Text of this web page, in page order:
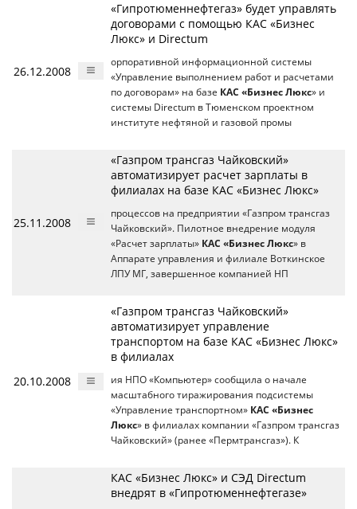
26.12.2008
«Гипротюменнефтегаз» будет управлять
договорами с помощью КАС «Бизнес
Люкс» и Directum
орпоративной информационной системы
«Управление выполнением работ и расчетами
по договорам» на базе КАС «Бизнес Люкс» и
системы Directum в Тюменском проектном
институте нефтяной и газовой промы
25.11.2008
«Газпром трансгаз Чайковский»
автоматизирует расчет зарплаты в
филиалах на базе КАС «Бизнес Люкс»
процессов на предприятии «Газпром трансгаз
Чайковский». Пилотное внедрение модуля
«Расчет зарплаты» КАС «Бизнес Люкс» в
Аппарате управления и филиале Воткинское
ЛПУ МГ, завершенное компанией НП
20.10.2008
«Газпром трансгаз Чайковский»
автоматизирует управление
транспортом на базе КАС «Бизнес Люкс»
в филиалах
ия НПО «Компьютер» сообщила о начале
масштабного тиражирования подсистемы
«Управление транспортном» КАС «Бизнес
Люкс» в филиалах компании «Газпром трансгаз
Чайковский» (ранее «Пермтрансгаз»). К
КАС «Бизнес Люкс» и СЭД Directum
внедрят в «Гипротюменнефтегазе»